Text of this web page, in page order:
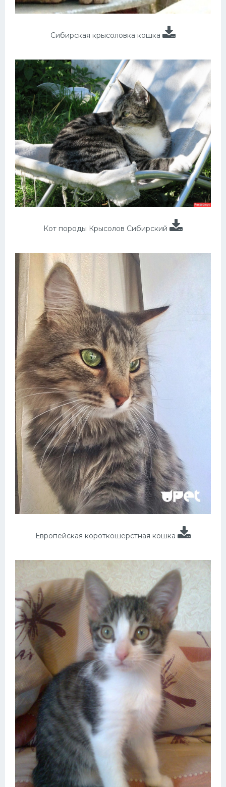
Сибирская крысоловка кошка
Кот породы Крысолов Сибирский
Европейская короткошерстная кошка